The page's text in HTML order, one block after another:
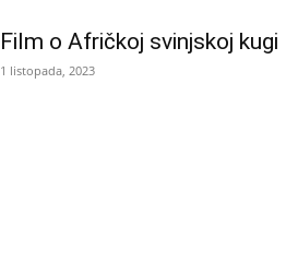
Film o Afričkoj svinjskoj kugi
1 listopada, 2023